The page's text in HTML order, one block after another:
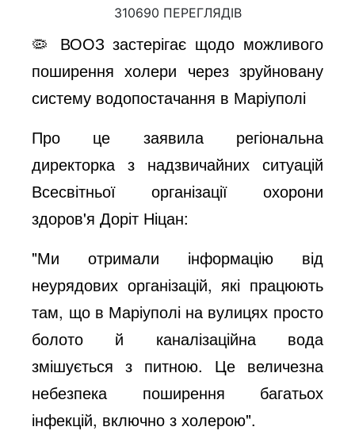
310690 ПЕРЕГЛЯДІВ
🦠 ВООЗ застерігає щодо можливого
поширення холери через зруйновану
систему водопостачання в Маріуполі
Про це заявила регіональна
директорка з надзвичайних ситуацій
Всесвітньої організації охорони
здоров'я Доріт Ніцан:
"Ми отримали інформацію від
неурядових організацій, які працюють
там, що в Маріуполі на вулицях просто
болото й каналізаційна вода
змішується з питною. Це величезна
небезпека поширення багатьох
інфекцій, включно з холерою".